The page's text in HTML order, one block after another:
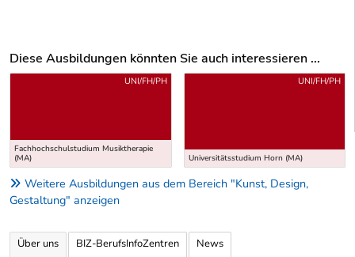
Diese Ausbildungen könnten Sie auch interessieren ...
Uber weitere Ausbildungsvorschläge
Fachhochschulstudium Musiktherapie
(MA)
UNI/FH/PH
Universitätsstudium Horn (MA)
UNI/FH/PH
Weitere Ausbildungen aus dem Bereich "Kunst, Design,
Gestaltung" anzeigen
Über uns BIZ-BerufsInfoZentren News